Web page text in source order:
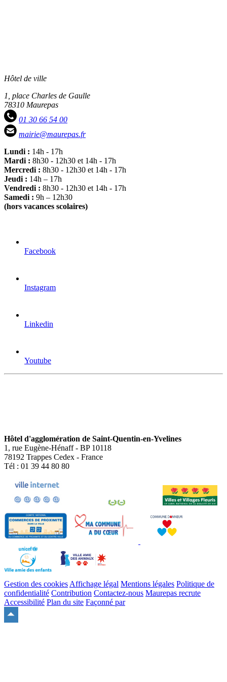
Hôtel de ville
1, place Charles de Gaulle
78310 Maurepas
01 30 66 54 00
mairie@maurepas.fr
Lundi : 14h - 17h
Mardi : 8h30 - 12h30 et 14h - 17h
Mercredi : 8h30 - 12h30 et 14h - 17h
Jeudi : 14h – 17h
Vendredi : 8h30 - 12h30 et 14h - 17h
Samedi : 9h – 12h30
(hors vacances scolaires)
Facebook
Instagram
Linkedin
Youtube
Hôtel d'agglomération de Saint-Quentin-en-Yvelines
1, rue Eugène-Hénaff - BP 10118
78192 Trappes Cedex - France
Tél : 01 39 44 80 80
Gestion des cookies Affichage légal Mentions légales Politique de
confidentialité Contribution Contactez-nous Maurepas recrute
Accessibilité Plan du site Façonné par